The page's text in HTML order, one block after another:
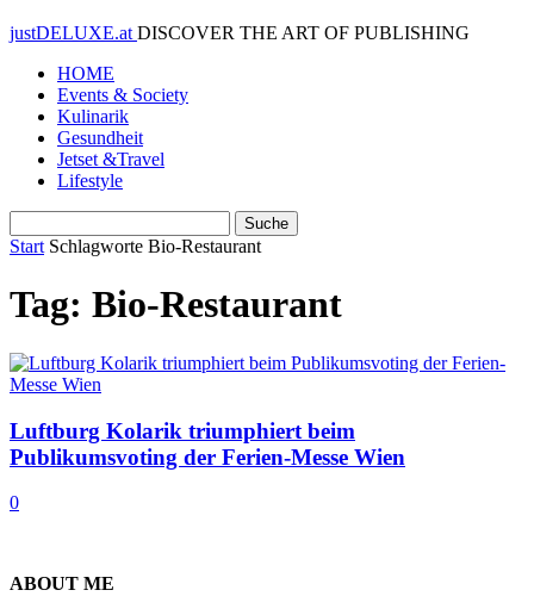
justDELUXE.at DISCOVER THE ART OF PUBLISHING
HOME
Events & Society
Kulinarik
Gesundheit
Jetset &Travel
Lifestyle
Start Schlagworte Bio-Restaurant
Tag: Bio-Restaurant
Luftburg Kolarik triumphiert beim
Publikumsvoting der Ferien-Messe Wien
0
ABOUT ME